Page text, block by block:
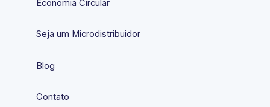
Economia Circular
Seja um Microdistribuidor
Blog
Contato